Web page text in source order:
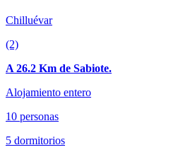
Chilluévar
(2)
A 26.2 Km de Sabiote.
Alojamiento entero
10 personas
5 dormitorios